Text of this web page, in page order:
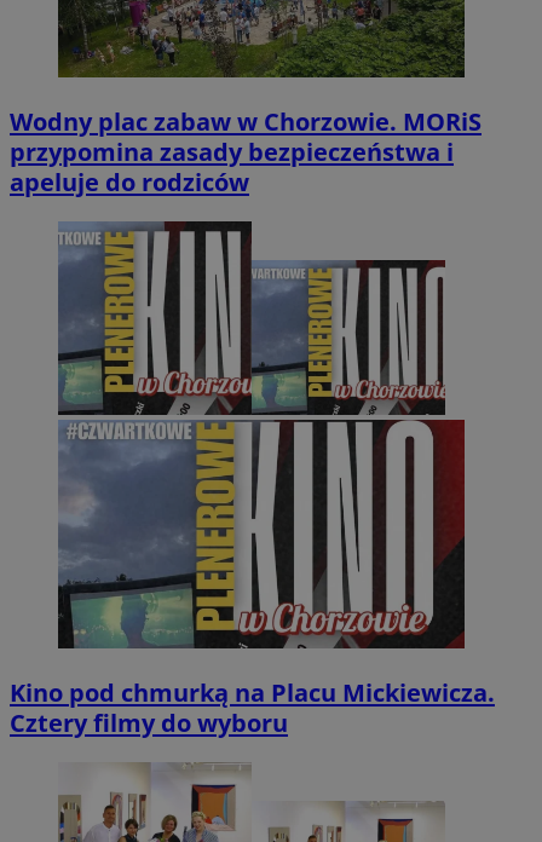
Wodny plac zabaw w Chorzowie. MORiS
przypomina zasady bezpieczeństwa i
apeluje do rodziców
Kino pod chmurką na Placu Mickiewicza.
Cztery filmy do wyboru